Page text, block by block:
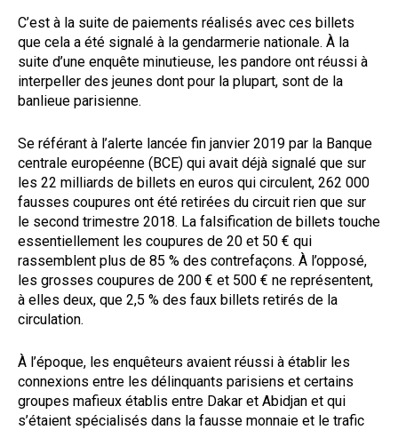
C’est à la suite de paiements réalisés avec ces billets
que cela a été signalé à la gendarmerie nationale. À la
suite d’une enquête minutieuse, les pandore ont réussi à
interpeller des jeunes dont pour la plupart, sont de la
banlieue parisienne.
Se référant à l’alerte lancée fin janvier 2019 par la Banque
centrale européenne (BCE) qui avait déjà signalé que sur
les 22 milliards de billets en euros qui circulent, 262 000
fausses coupures ont été retirées du circuit rien que sur
le second trimestre 2018. La falsification de billets touche
essentiellement les coupures de 20 et 50 € qui
rassemblent plus de 85 % des contrefaçons. À l’opposé,
les grosses coupures de 200 € et 500 € ne représentent,
à elles deux, que 2,5 % des faux billets retirés de la
circulation.
À l’époque, les enquêteurs avaient réussi à établir les
connexions entre les délinquants parisiens et certains
groupes mafieux établis entre Dakar et Abidjan et qui
s’étaient spécialisés dans la fausse monnaie et le trafic